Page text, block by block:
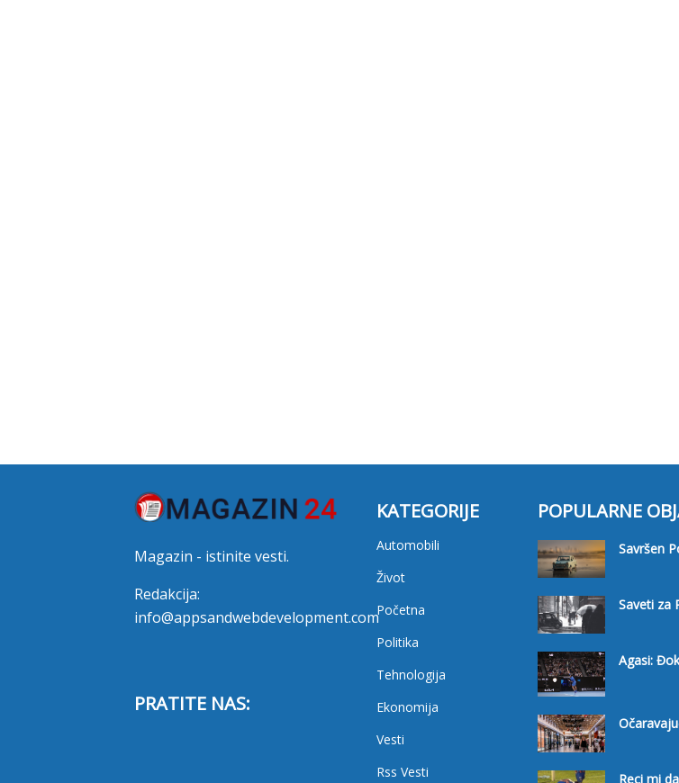
Magazin - istinite vesti.
Redakcija:
info@appsandwebdevelopment.com
PRATITE NAS:
KATEGORIJE
Automobili
Život
Početna
Politika
Tehnologija
Ekonomija
Vesti
Rss Vesti
POPULARNE
Savršen
Saveti za
Agasi:
Reci mi